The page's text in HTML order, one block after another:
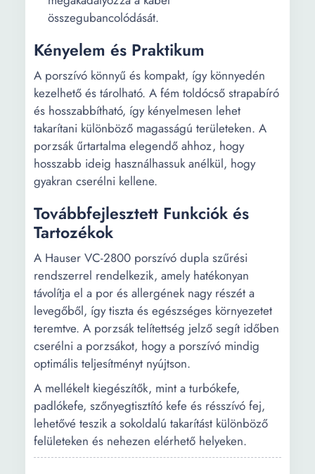
összegubancolódását.
Kényelem és Praktikum
A porszívó könnyű és kompakt, így könnyedén
kezelhető és tárolható. A fém toldócső strapabíró
és hosszabbítható, így kényelmesen lehet
takarítani különböző magasságú területeken. A
porzsák űrtartalma elegendő ahhoz, hogy
hosszabb ideig használhassuk anélkül, hogy
gyakran cserélni kellene.
Továbbfejlesztett Funkciók és
Tartozékok
A Hauser VC-2800 porszívó dupla szűrési
rendszerrel rendelkezik, amely hatékonyan
távolítja el a por és allergének nagy részét a
levegőből, így tiszta és egészséges környezetet
teremtve. A porzsák telítettség jelző segít időben
cserélni a porzsákot, hogy a porszívó mindig
optimális teljesítményt nyújtson.
A mellékelt kiegészítők, mint a turbókefe,
padlókefe, szőnyegtisztító kefe és résszívó fej,
lehetővé teszik a sokoldalú takarítást különböző
felületeken és nehezen elérhető helyeken.